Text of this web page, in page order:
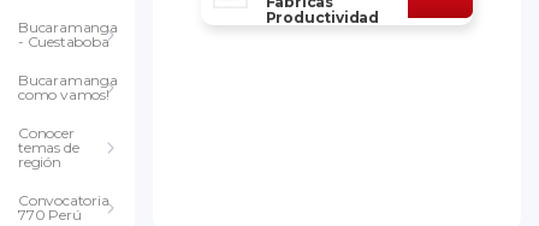
Bucaramanga
- Cuestaboba
Bucaramanga
como vamos!
Conocer
temas de
región
Convocatoria
770 Perú
Productividad